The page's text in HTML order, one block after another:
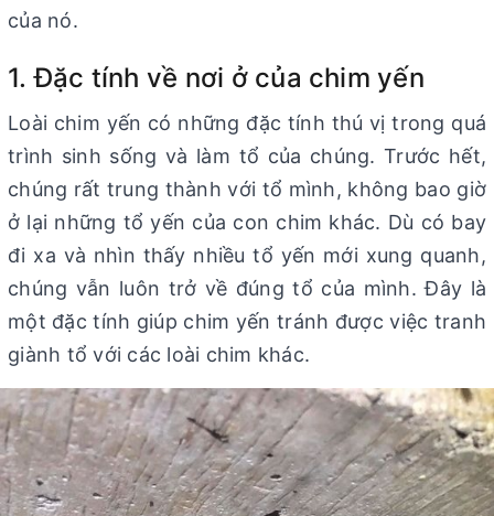
của nó.
1. Đặc tính về nơi ở của chim yến
Loài chim yến có những đặc tính thú vị trong quá
trình sinh sống và làm tổ của chúng. Trước hết,
chúng rất trung thành với tổ mình, không bao giờ
ở lại những tổ yến của con chim khác. Dù có bay
đi xa và nhìn thấy nhiều tổ yến mới xung quanh,
chúng vẫn luôn trở về đúng tổ của mình. Đây là
một đặc tính giúp chim yến tránh được việc tranh
giành tổ với các loài chim khác.